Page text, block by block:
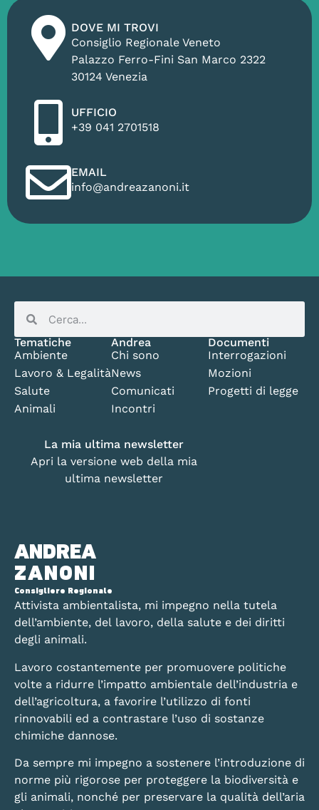
DOVE MI TROVI
Consiglio Regionale Veneto
Palazzo Ferro-Fini San Marco 2322
30124 Venezia
UFFICIO
+39 041 2701518
EMAIL
info@andreazanoni.it
ANDREA
ZANONI
Consigliere Regionale
Attivista ambientalista, mi impegno nella tutela
dell’ambiente, del lavoro, della salute e dei diritti
degli animali.
Lavoro costantemente per promuovere politiche
volte a ridurre l’impatto ambientale dell’industria e
dell’agricoltura, a favorire l’utilizzo di fonti
rinnovabili ed a contrastare l’uso di sostanze
chimiche dannose.
Da sempre mi impegno a sostenere l’introduzione di
norme più rigorose per proteggere la biodiversità e
gli animali, nonché per preservare la qualità dell’aria
Tematiche
Ambiente
Lavoro & Legalità
Salute
Animali
Andrea
Chi sono
News
Comunicati
Incontri
Documenti
Interrogazioni
Mozioni
Progetti di legge
La mia ultima newsletter
Apri la versione web della mia
ultima newsletter